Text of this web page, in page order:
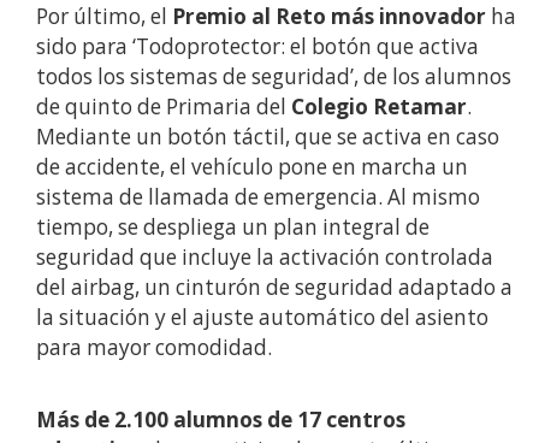
Por último, el Premio al Reto más innovador ha
sido para ‘Todoprotector: el botón que activa
todos los sistemas de seguridad’, de los alumnos
de quinto de Primaria del Colegio Retamar.
Mediante un botón táctil, que se activa en caso
de accidente, el vehículo pone en marcha un
sistema de llamada de emergencia. Al mismo
tiempo, se despliega un plan integral de
seguridad que incluye la activación controlada
del airbag, un cinturón de seguridad adaptado a
la situación y el ajuste automático del asiento
para mayor comodidad.
Más de 2.100 alumnos de 17 centros